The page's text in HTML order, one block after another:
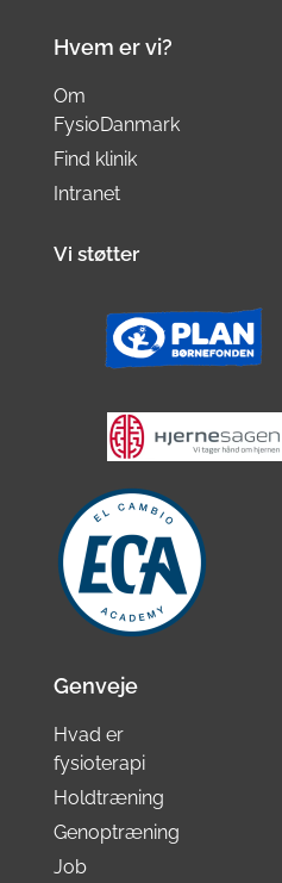
Hvem er vi?
Om
FysioDanmark
Find klinik
Intranet
Vi støtter
Genveje
Hvad er
fysioterapi
Holdtræning
Genoptræning
Job